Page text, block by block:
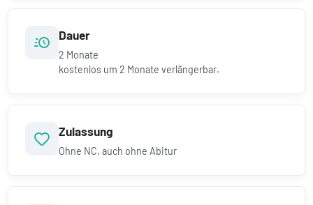
Dauer
2 Monate
kostenlos um2 Monate verlängerbar.
Zulassung
Ohne NC, auch ohne Abitur